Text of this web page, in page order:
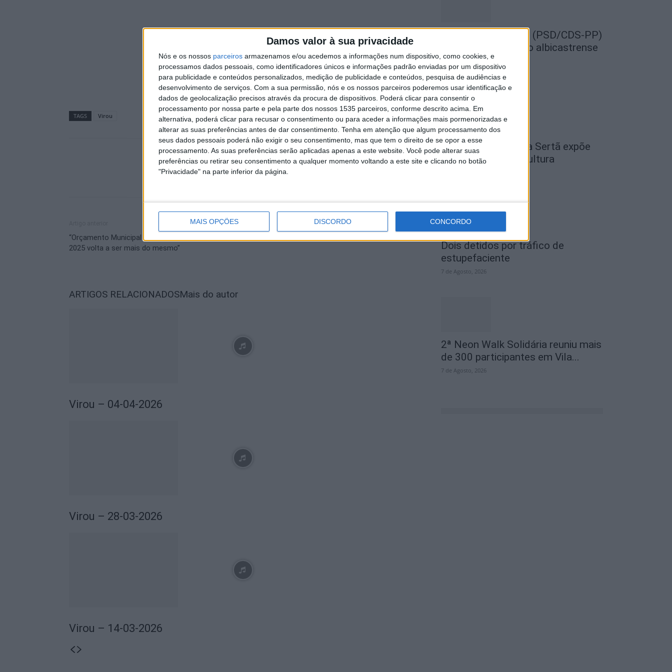
Damos valor à sua privacidade
Nós e os nossos parceiros armazenamos e/ou acedemos a informações num dispositivo, como cookies, e
processamos dados pessoais, como identificadores únicos e informações padrão enviadas por um dispositivo
para publicidade e conteúdos personalizados, medição de publicidade e conteúdos, pesquisa de audiências e
desenvolvimento de serviços. Com a sua permissão, nós e os nossos parceiros poderemos usar identificação e
dados de geolocalização precisos através da procura de dispositivos. Poderá clicar para consentir o
processamento por nossa parte e pela parte dos nossos 1535 parceiros, conforme descrito acima. Em
alternativa, poderá clicar para recusar o consentimento ou para aceder a informações mais pormenorizadas e
alterar as suas preferências antes de dar consentimento. Tenha em atenção que algum processamento dos
seus dados pessoais poderá não exigir o seu consentimento, mas que tem o direito de se opor a esse
processamento. As suas preferências serão aplicadas apenas a este website. Você pode alterar suas
preferências ou retirar seu consentimento a qualquer momento voltando a este site e clicando no botão
"Privacidade" na parte inferior da página.
MAIS OPÇÕES DISCORDO CONCORDO
TAGS Virou
“Orçamento Municipal de Castelo Branco para
2025 volta a ser mais do mesmo”
ARTIGOS RELACIONADOSMais do autor
Virou – 04-04-2026
Virou – 28-03-2026
Virou – 14-03-2026
SEMPRE por todos (PSD/CDS-PP)
questiona Município albicastrense
sobre o fecho do...
7 de Agosto, 2026
Academia Sénior da Sertã expõe
artes na Casa da Cultura
Dois detidos por tráfico de
estupefaciente
7 de Agosto, 2026
2ª Neon Walk Solidária reuniu mais
de 300 participantes em Vila...
7 de Agosto, 2026